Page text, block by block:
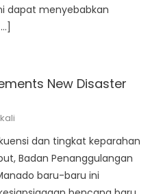
dapat menyebabkan
New Disaster
dan tingkat keparahan
Badan Penanggulangan
baru-baru ini